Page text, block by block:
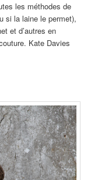
les méthodes de
si la laine le permet),
et d’autres en
Kate Davies